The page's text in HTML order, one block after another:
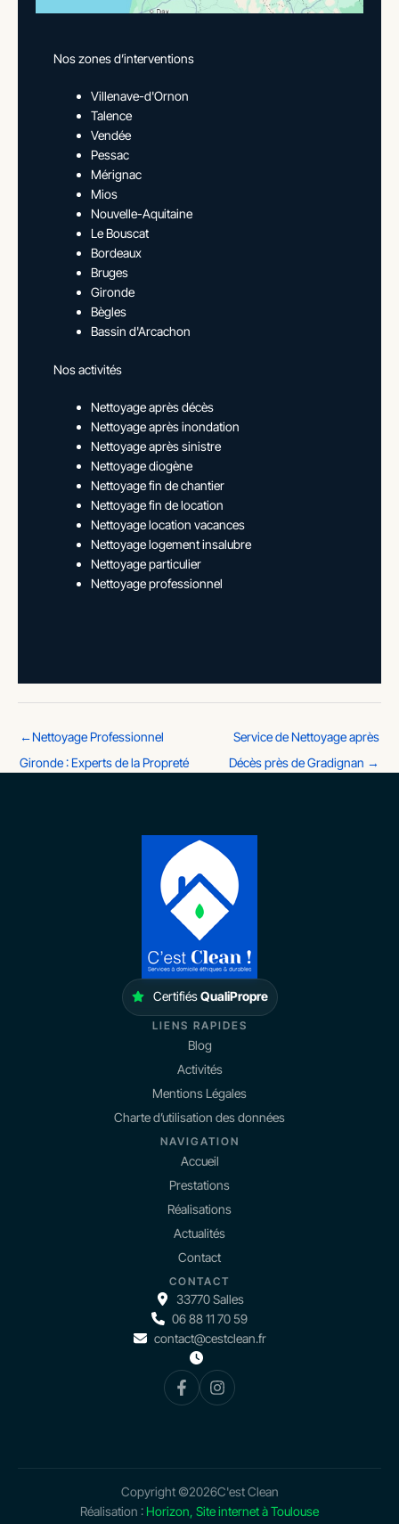
Nos zones d’interventions
Villenave-d'Ornon
Talence
Vendée
Pessac
Mérignac
Mios
Nouvelle-Aquitaine
Le Bouscat
Bordeaux
Bruges
Gironde
Bègles
Bassin d'Arcachon
Nos activités
Nettoyage après décès
Nettoyage après inondation
Nettoyage après sinistre
Nettoyage diogène
Nettoyage fin de chantier
Nettoyage fin de location
Nettoyage location vacances
Nettoyage logement insalubre
Nettoyage particulier
Nettoyage professionnel
←Nettoyage Professionnel
Gironde : Experts de la Propreté
Service de Nettoyage après
Décès près de Gradignan →
CertifiésQualiPropre
LIENS RAPIDES
Blog
Activités
Mentions Légales
Charte d’utilisation des données
NAVIGATION
Accueil
Prestations
Réalisations
Actualités
Contact
CONTACT
33770 Salles
06 88 11 70 59
contact@cestclean.fr
Copyright ©2026C'est Clean
Réalisation : Horizon, Site internet à Toulouse